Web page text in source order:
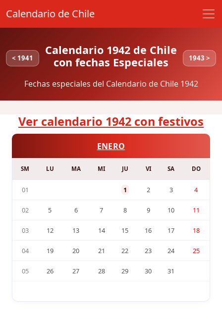
Calendario de Chile
< 1941
Calendario 1942 de Chile
con fechas Especiales
1943 >
Fechas especiales del Calendario de Chile 1942
Ver calendario 1942 con festivos
ENERO
SM LU MA MI JU VI SA DO
01 1 2 3 4
02 5 6 7 8 9 10 11
03 12 13 14 15 16 17 18
04 19 20 21 22 23 24 25
05 26 27 28 29 30 31